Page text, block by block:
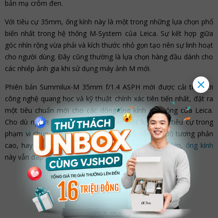
bản mạ crôm đen.
Với tiêu cự 35mm, ống kính này là một trong những lựa chọn phổ
biến nhất trong hệ thống M-System của Leica. Sự kết hợp giữa
góc nhìn rộng vừa phải và kích thước nhỏ gọn tạo nên sự linh hoạt
cho người dùng. Đây cũng thường là lựa chọn hàng đầu dành cho
các nhiếp ảnh gia khi sử dụng máy ảnh M mới.
Phiên bản Summilux-M 35mm f/1.4 ASPH mới được cải tiến với
công nghệ quang học và kỹ thuật chính xác tiên tiến nhất, đặt ra
một tiêu chuẩn mới cho các dòng ống kính góc rộng của Leica.
Cho dù người dùng có tập trung vào việc lựa chọn tiêu cự trong
phạm vi chụp cận, sử dụng ánh sáng có sẵn với độ tương phản
cao, hay muốn chụp cảnh với độ sâu trường rộng lớn, ống kính
này vẫn đáp ứng mọi yêu cầu chụp ảnh của người dùng.